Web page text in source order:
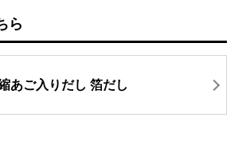
ら
あご入りだし 箔だし